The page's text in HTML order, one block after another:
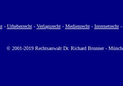
- Urheberrecht- Verlagsrecht- Medienrecht- Internetrecht-
© 2001-2019 Rechtsanwalt Dr. Richard Brunner -